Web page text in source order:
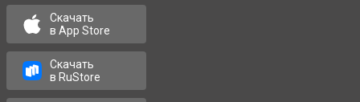
Скачать
в App Store
Скачать
в RuStore